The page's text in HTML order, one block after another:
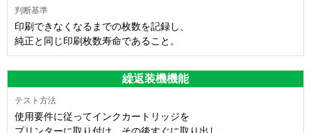
印刷できなくなるまでの枚数を記録し、
純正と同じ印刷枚数寿命であること。
繰返装機機能
使用要件に従ってインクカートリッジを
プリンターに取り付け、その後すぐに取り出し、